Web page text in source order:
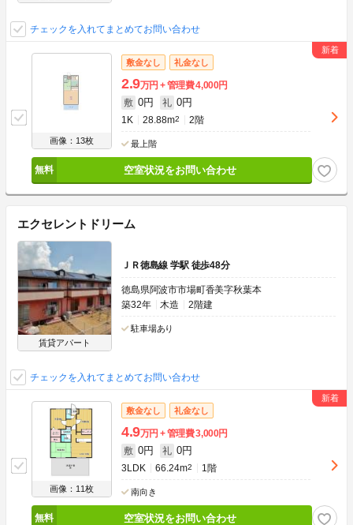
チェックを入れてまとめてお問い合わせ
画像：13枚
敷金なし 礼金なし
2.9万円 管理費4,000円
敷 0円 礼 0円
1K 28.88m2 2階
最上階
空室状況をお問い合わせ
エクセレントドリーム
賃貸アパート
ＪＲ徳島線 学駅 徒歩48分
徳島県阿波市市場町香美字秋葉本
築32年
木造 2階建
駐車場あり
チェックを入れてまとめてお問い合わせ
画像：11枚
敷金なし 礼金なし
4.9万円 管理費3,000円
敷 0円 礼 0円
3LDK 66.24m2 1階
南向き
空室状況をお問い合わせ